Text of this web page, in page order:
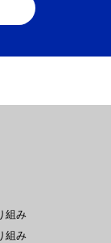
組み
組み